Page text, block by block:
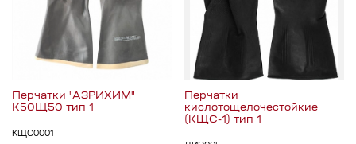
Перчатки "АЗРИХИМ"
К50Щ50 тип 1
КЩС0001
Перчатки
кислотощелочестойкие
(КЩС-1) тип 1